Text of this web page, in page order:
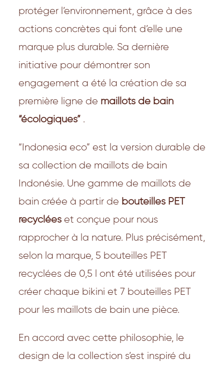
protéger l’environnement, grâce à des
actions concrètes qui font d’elle une
marque plus durable. Sa dernière
initiative pour démontrer son
engagement a été la création de sa
première ligne de maillots de bain
“écologiques”.
“Indonesia eco” est la version durable de
sa collection de maillots de bain
Indonésie. Une gamme de maillots de
bain créée à partir de bouteilles PET
recycléeset conçue pour nous
rapprocher à la nature. Plus précisément,
selon la marque, 5 bouteilles PET
recyclées de 0,5 l ont été utilisées pour
créer chaque bikini et 7 bouteilles PET
pour les maillots de bain une pièce.
En accord avec cette philosophie, le
design de la collection s’est inspiré du